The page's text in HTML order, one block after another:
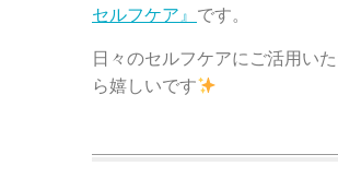
セルフケア』 です。
日々のセルフケアにご活用い
ら嬉しいです